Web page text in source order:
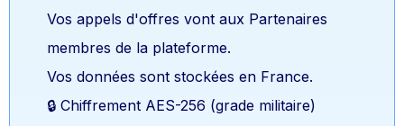
Vos appels d'offres vont aux Partenaires
membres de la plateforme.
Vos données sont stockées en France.
🔒 Chiffrement AES-256 (grade militaire)